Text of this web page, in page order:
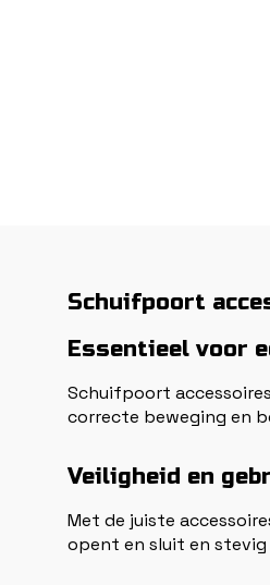
Schuifpoort
Essentieel voor
Schuifpoort
correcte beweging en
Veiligheid en
Met de juiste
opent en sluit en